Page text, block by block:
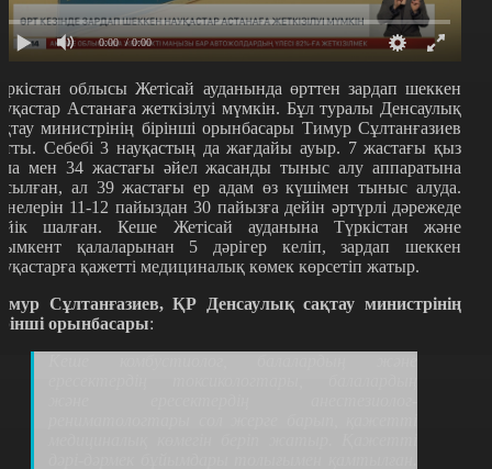
0:00 / 0:00
облысы Жетісай ауданында өрттен зардап шеккен
Астанаға жеткізілуі мүмкін. Бұл туралы Денсаулық
министрінің бірінші орынбасары Тимур Сұлтанғазиев
Себебі 3 науқастың да жағдайы ауыр. 7 жастағы қыз
мен 34 жастағы әйел жасанды тыныс алу аппаратына
ал 39 жастағы ер адам өз күшімен тыныс алуда.
11-12 пайыздан 30 пайызға дейін әртүрлі дәрежеде
шалған. Кеше Жетісай ауданына Түркістан және
қалаларынан 5 дәрігер келіп, зардап шеккен
қажетті медициналық көмек көрсетіп жатыр.
Сұлтанғазиев, ҚР Денсаулық сақтау министрінің
орынбасары: